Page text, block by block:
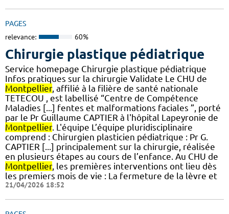
PAGES
relevance: 60%
Chirurgie plastique pédiatrique
Service homepage Chirurgie plastique pédiatrique
Infos pratiques sur la chirurgie Validate Le CHU de
Montpellier, affilié à la filière de santé nationale
TETECOU , est labellisé “Centre de Compétence
Maladies [...] fentes et malformations faciales ”, porté
par le Pr Guillaume CAPTIER à l'hôpital Lapeyronie de
Montpellier. L'équipe L’équipe pluridisciplinaire
comprend : Chirurgien plasticien pédiatrique : Pr G.
CAPTIER [...] principalement sur la chirurgie, réalisée
en plusieurs étapes au cours de l’enfance. Au CHU de
Montpellier, les premières interventions ont lieu dès
les premiers mois de vie : La fermeture de la lèvre et
21/04/2026 18:52